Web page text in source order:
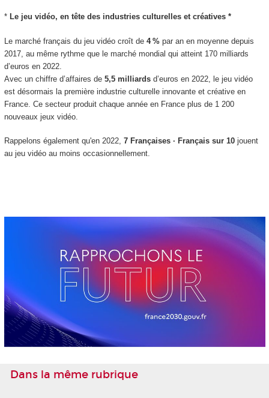
* Le jeu vidéo, en tête des industries culturelles et créatives *
Le marché français du jeu vidéo croît de 4 %par an en moyenne depuis
2017, au même rythme que le marché mondial qui atteint 170 milliards
d’euros en 2022.
Avec un chiffre d’affaires de 5,5 milliardsd’euros en 2022, le jeu vidéo
est désormais la première industrie culturelle innovante et créative en
France. Ce secteur produit chaque année en France plus de 1 200
nouveaux jeux vidéo.
Rappelons également qu'en 2022, 7 Françaises · Français sur 10jouent
au jeu vidéo au moins occasionnellement.
Dans la même rubrique